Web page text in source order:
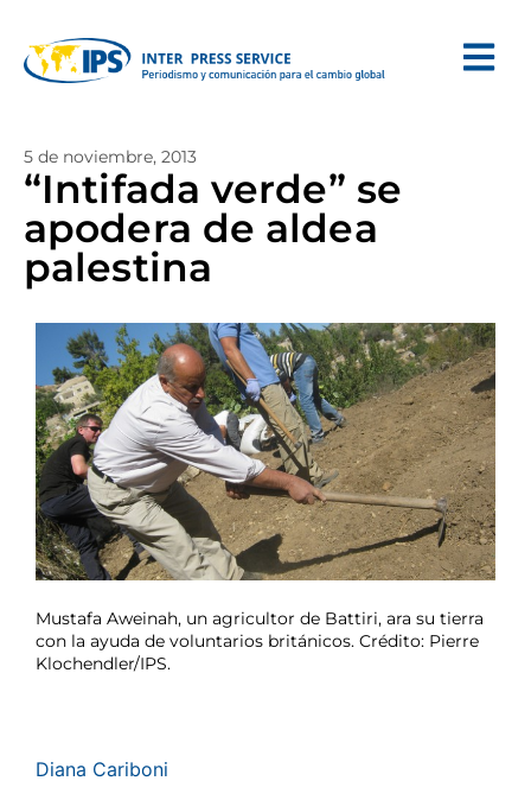
5 de noviembre, 2013
“Intifada verde” se
apodera de aldea
palestina
Mustafa Aweinah, un agricultor de Battiri, ara su tierra
con la ayuda de voluntarios británicos. Crédito: Pierre
Klochendler/IPS.
Diana Cariboni